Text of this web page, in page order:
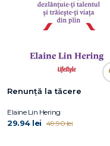
Renunță la tăcere
Elaine Lin Hering
29.94 lei 49.90 lei